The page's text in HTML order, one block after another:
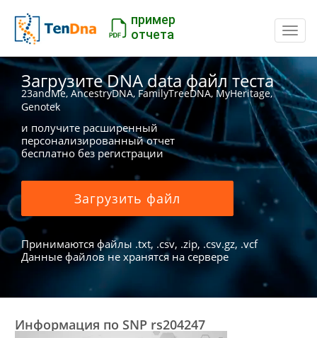
пример
отчета
Загрузите DNA data файл теста
23andMe, AncestryDNA, FamilyTreeDNA, MyHeritage,
Genotek
и получите расширенный
персонализированный отчет
бесплатно без регистрации
Загрузить файл
Принимаются файлы .txt, .csv, .zip, .csv.gz, .vcf
Данные файлов не хранятся на сервере
Информация по SNP rs204247